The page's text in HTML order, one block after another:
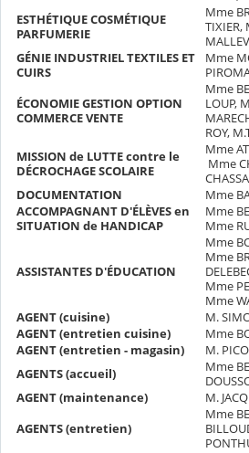
ESTHÉTIQUE COSMÉTIQUE
PARFUMERIE
Mme
TIXIER,
GÉNIE INDUSTRIEL TEXTILES ET
CUIRS
Mme
ÉCONOMIE GESTION OPTION
COMMERCE VENTE
Mme
LOUP,
ROY,
MISSION de LUTTE contre le
DÉCROCHAGE SCOLAIRE
Mme
Mme
DOCUMENTATION
Mme
ACCOMPAGNANT D'ÉLÈVES en
SITUATION de HANDICAP
Mme
Mme
ASSISTANTES D'ÉDUCATION
Mme
Mme
Mme
Mme
AGENT (cuisine)
M.
AGENT (entretien cuisine)
Mme
AGENT (entretien - magasin)
M.
AGENTS (accueil)
Mme
AGENT (maintenance)
M.
AGENTS (entretien)
Mme